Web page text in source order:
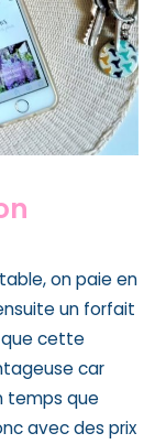
on paie en
un forfait
que cette
car
temps que
avec des prix